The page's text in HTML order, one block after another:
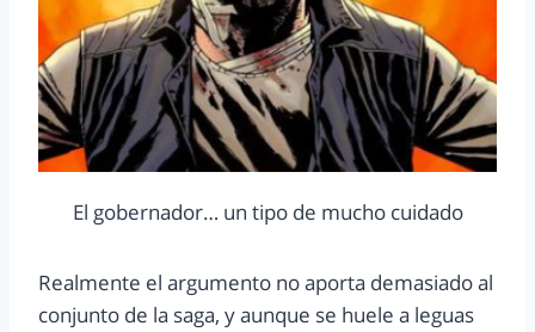
El gobernador… un tipo de mucho cuidado
Realmente el argumento no aporta demasiado al
conjunto de la saga, y aunque se huele a leguas